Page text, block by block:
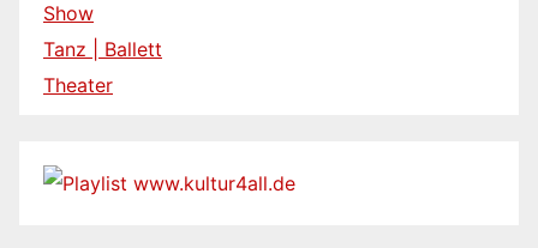
Show
Tanz | Ballett
Theater